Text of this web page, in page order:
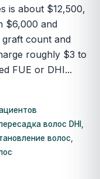
is about $12,500,
$6,000 and
count and
roughly $3 to
FUE or DHI...
волос DHI,
волос